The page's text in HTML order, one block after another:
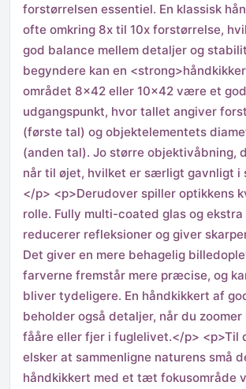
forstørrelsen essentiel. En klassisk
ofte omkring 8x til 10x forstørrelse,
god balance mellem detaljer og
begyndere kan en
området 8×42 eller 10×42 være et
udgangspunkt, hvor tallet angiver
(første tal) og objektelementets
(anden tal). Jo større objektivåbning,
når til øjet, hvilket er særligt gavnligt i
</p> <p>Derudover spiller optikkens
rolle. Fully multi-coated glas og
reducerer refleksioner og giver
Det giver en mere behagelig
farverne fremstår mere præcise, og
bliver tydeligere. En håndkikkert af
beholder også detaljer, når du zoomer
fååre eller fjer i fuglelivet.</p> <p>Til
elsker at sammenligne naturens små
håndkikkert med et tæt fokusområde